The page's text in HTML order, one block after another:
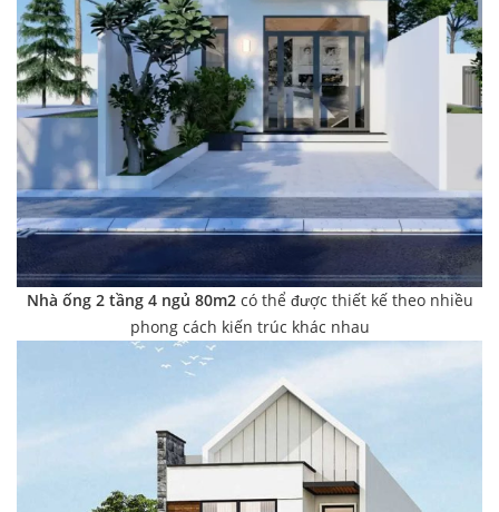
Nhà ống 2 tầng 4 ngủ 80m2 có thể được thiết kế theo nhiều
phong cách kiến trúc khác nhau